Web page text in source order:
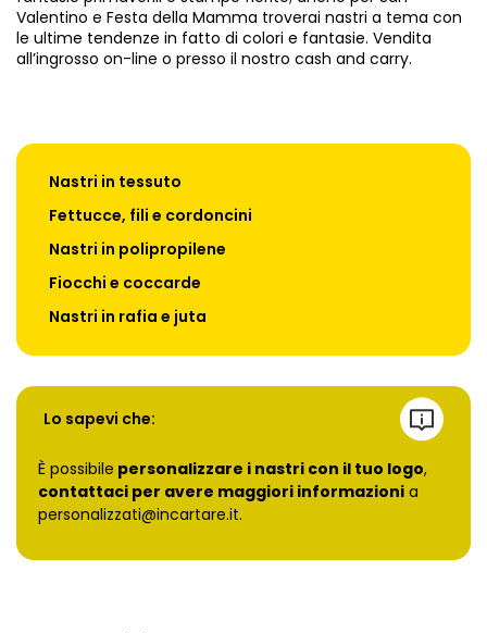
Valentino e Festa della Mamma troverai nastri a tema con
le ultime tendenze in fatto di colori e fantasie. Vendita
all’ingrosso on-line o presso il nostro cash and carry.
Nastri in tessuto
Fettucce, fili e cordoncini
Nastri in polipropilene
Fiocchi e coccarde
Nastri in rafia e juta
Lo sapevi che:
È possibile personalizzare i nastri con il tuo logo,
contattaci per avere maggiori informazioni a
personalizzati@incartare.it.